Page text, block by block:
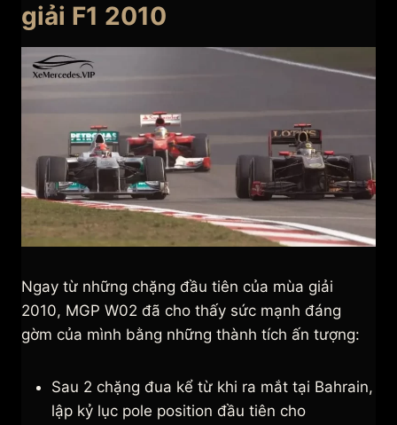
giải F1 2010
Ngay từ những chặng đầu tiên của mùa giải
2010, MGP W02 đã cho thấy sức mạnh đáng
gờm của mình bằng những thành tích ấn tượng:
Sau 2 chặng đua kể từ khi ra mắt tại Bahrain,
lập kỷ lục pole position đầu tiên cho